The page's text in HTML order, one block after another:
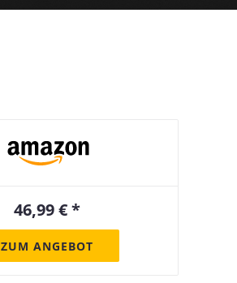
46,99 € *
ZUM ANGEBOT